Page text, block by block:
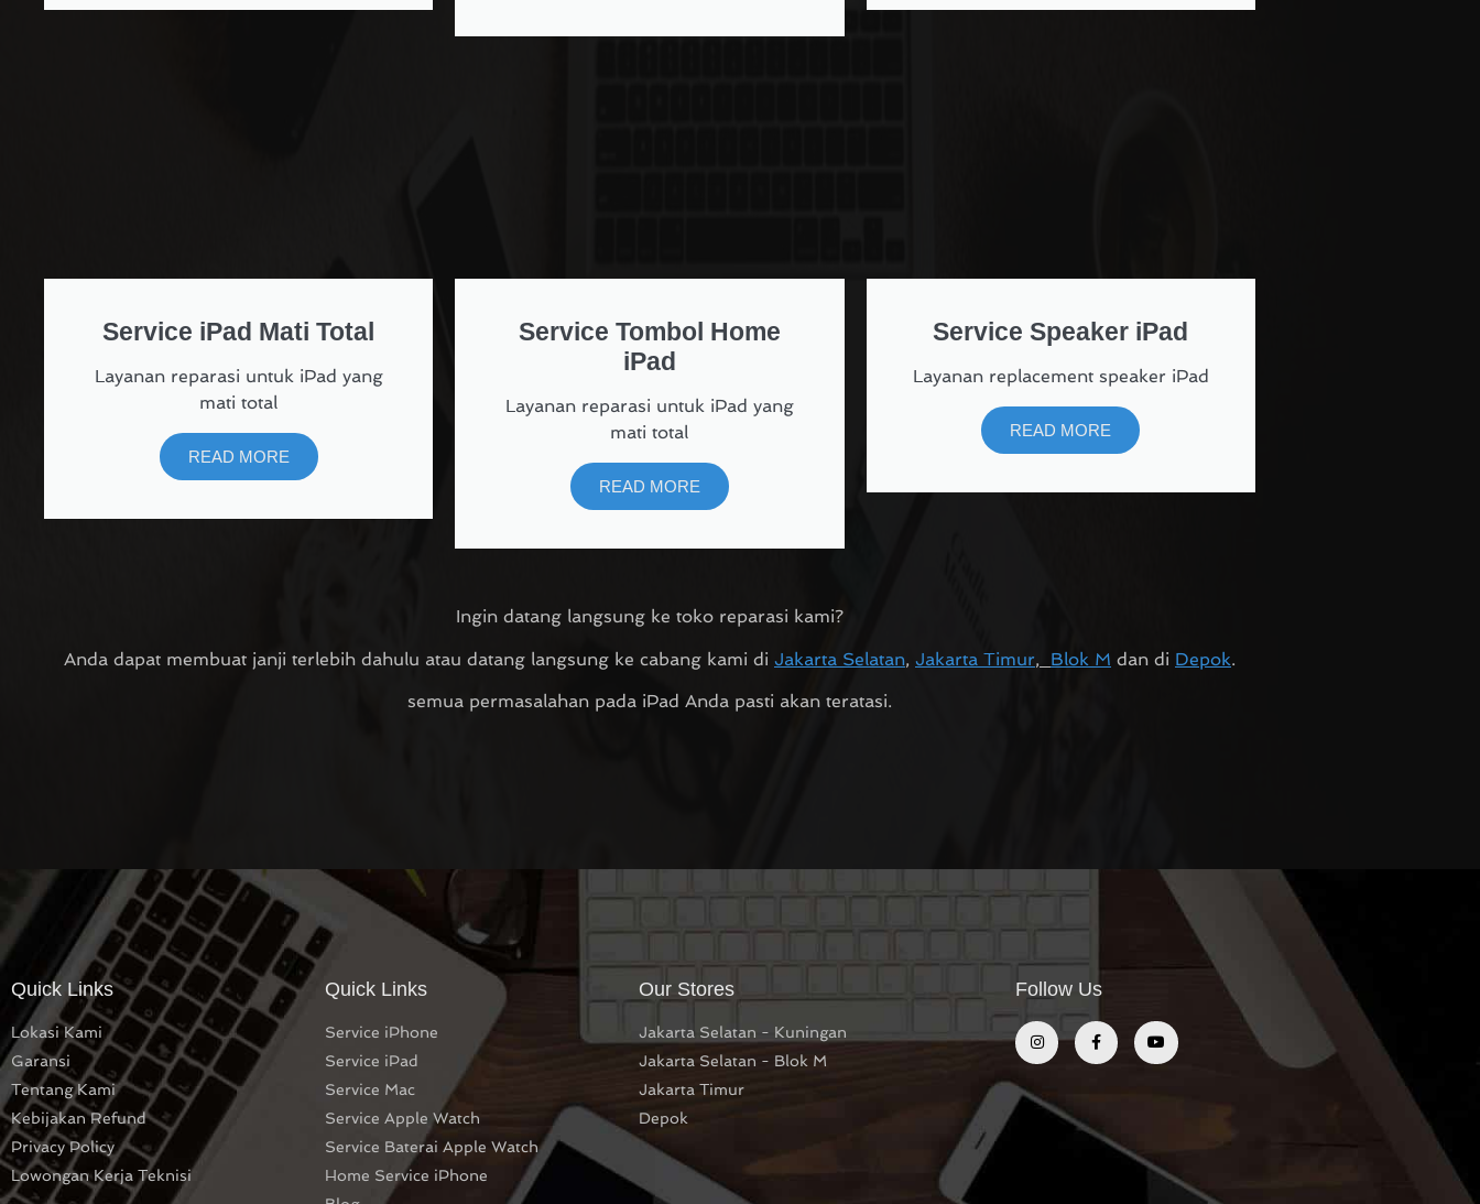
Service iPad Mati Total
Layanan reparasi untuk iPad yang
mati total
READ MORE
Service Tombol Home
iPad
Layanan reparasi untuk iPad yang
mati total
READ MORE
Service Speaker iPad
Layanan replacement speaker iPad
READ MORE
Ingin datang langsung ke toko reparasi kami?
Anda dapat membuat janji terlebih dahulu atau datang langsung ke cabang kami di Jakarta Selatan, Jakarta Timur, Blok M dan di Depok.
semua permasalahan pada iPad Anda pasti akan teratasi.
Quick Links
Lokasi Kami
Garansi
Tentang Kami
Kebijakan Refund
Privacy Policy
Lowongan Kerja Teknisi
Quick Links
Service iPhone
Service iPad
Service Mac
Service Apple Watch
Service Baterai Apple Watch
Home Service iPhone
Our Stores
Jakarta Selatan - Kuningan
Jakarta Selatan - Blok M
Jakarta Timur
Depok
Follow Us